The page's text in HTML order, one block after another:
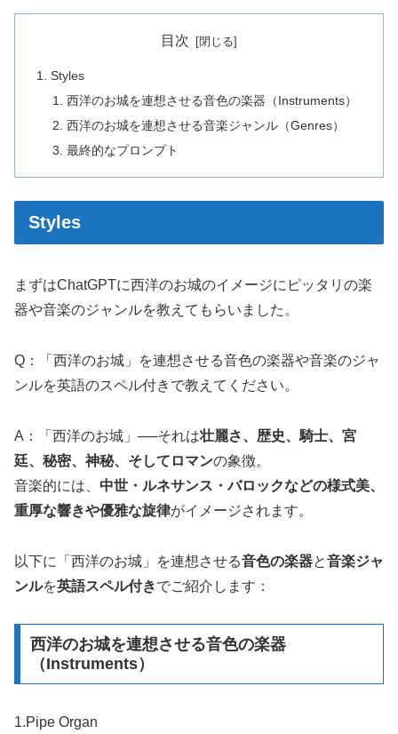
目次
Styles
西洋のお城を連想させる音色の楽器（Instruments）
西洋のお城を連想させる音楽ジャンル（Genres）
最終的なプロンプト
Styles
まずはChatGPTに西洋のお城のイメージにピッタリの楽
器や音楽のジャンルを教えてもらいました。
Q：「西洋のお城」を連想させる音色の楽器や音楽のジャ
ンルを英語のスペル付きで教えてください。
A：「西洋のお城」──それは壮麗さ、歴史、騎士、宮
廷、秘密、神秘、そしてロマンの象徴。
音楽的には、 中世・ルネサンス・バロックなどの様式美、
重厚な響きや優雅な旋律がイメージされます。
以下に「西洋のお城」を連想させる音色の楽器と音楽ジャ
ンルを英語スペル付きでご紹介します：
西洋のお城を連想させる音色の楽器
（Instruments）
1.Pipe Organ